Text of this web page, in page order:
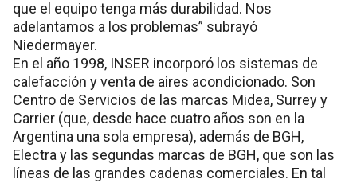
que el equipo tenga más durabilidad. Nos
adelantamos a los problemas” subrayó
Niedermayer.
En el año 1998, INSER incorporó los sistemas de
calefacción y venta de aires acondicionado. Son
Centro de Servicios de las marcas Midea, Surrey y
Carrier (que, desde hace cuatro años son en la
Argentina una sola empresa), además de BGH,
Electra y las segundas marcas de BGH, que son las
líneas de las grandes cadenas comerciales. En tal